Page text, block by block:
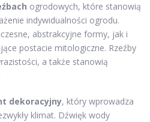
ogrodowych, które stanowią
indywidualności ogrodu.
abstrakcyjne formy, jak i
postacie mitologiczne. Rzeźby
a także stanowią
dekoracyjny, który wprowadza
klimat. Dźwięk wody